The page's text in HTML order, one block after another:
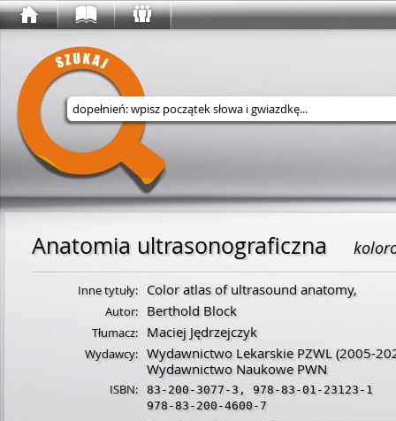
Wyszukaj w serwisie
Anatomia ultrasonograficzna
Inne tytuły: Color atlas of ultrasound anatomy,
Autor: Berthold Block
Tłumacz: Maciej Jędrzejczyk
Wydawcy: Wydawnictwo Lekarskie PZWL (2005-
Wydawnictwo Naukowe PWN
ISBN: 83-200-3077-3 , 978-83-01-23123-1
978-83-200-4600-7